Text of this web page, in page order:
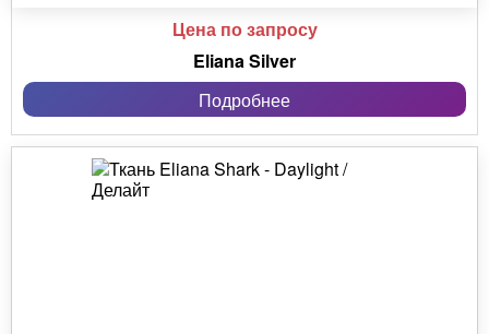
Цена по запросу
Eliana Silver
Подробнее